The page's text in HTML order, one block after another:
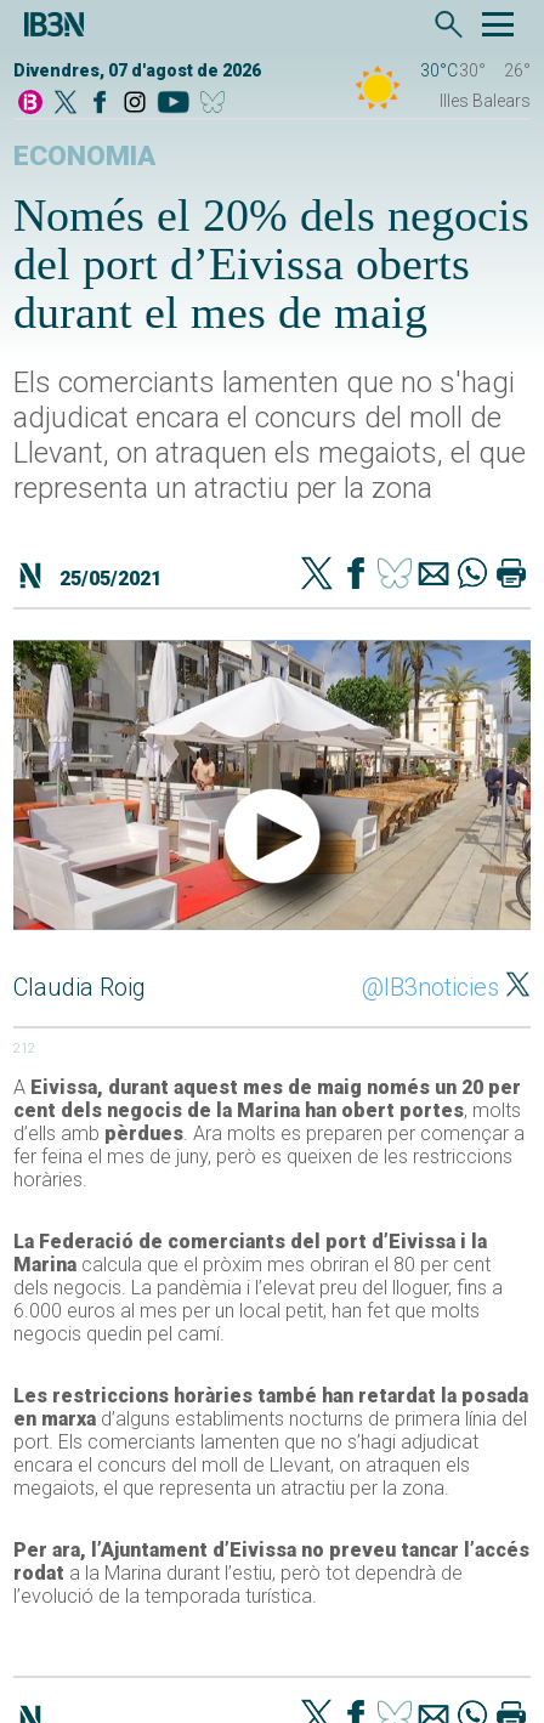
Divendres, 07 d'agost de 2026 30°C30°
26°
Illes Balears
ECONOMIA
Només el 20% dels negocis
del port d’Eivissa oberts
durant el mes de maig
Els comerciants lamenten que no s'hagi
adjudicat encara el concurs del moll de
Llevant, on atraquen els megaiots, el que
representa un atractiu per la zona
25/05/2021
Claudia Roig @IB3noticies
212
A Eivissa, durant aquest mes de maig només un 20 per
cent dels negocis de la Marina han obert portes, molts
d’ells amb pèrdues . Ara molts es preparen per començar a
fer feina el mes de juny, però es queixen de les restriccions
horàries.
La Federació de comerciants del port d’Eivissa i la
Marina calcula que el pròxim mes obriran el 80 per cent
dels negocis. La pandèmia i l’elevat preu del lloguer, fins a
6.000 euros al mes per un local petit, han fet que molts
negocis quedin pel camí.
Les restriccions horàries també han retardat la posada
en marxa d’alguns establiments nocturns de primera línia del
port. Els comerciants lamenten que no s’hagi adjudicat
encara el concurs del moll de Llevant, on atraquen els
megaiots, el que representa un atractiu per la zona.
Per ara, l’Ajuntament d’Eivissa no preveu tancar l’accés
rodat a la Marina durant l’estiu, però tot dependrà de
l’evolució de la temporada turística.